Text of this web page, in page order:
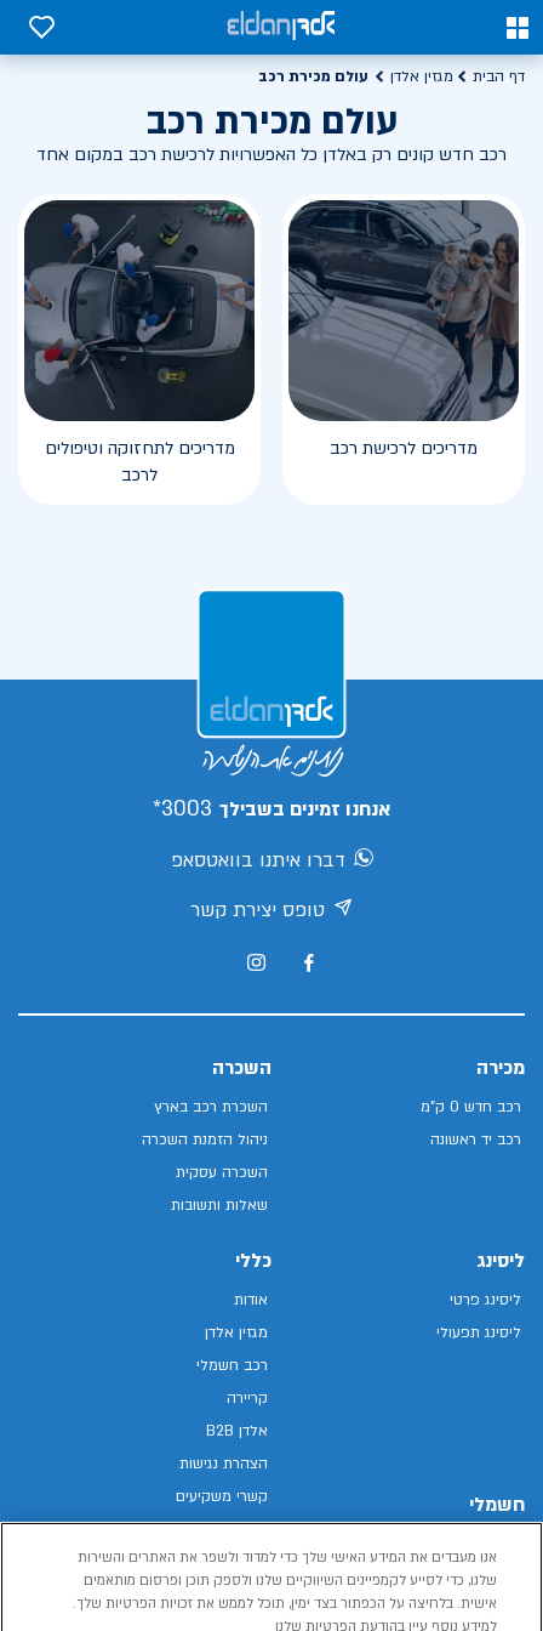
0
0
דף הבית מגזין אלדן עולם מכירת רכב
עולם מכירת רכב
רכב חדש קונים רק באלדן כל האפשרויות לרכישת רכב במקום אחד
מדריכים לרכישת רכב
מדריכים לתחזוקה וטיפולים
לרכב
אנחנו זמינים בשבילך 3003*
דברו איתנו בוואטסאפ
טופס יצירת קשר
מכירה
רכב חדש 0 ק"מ
רכב יד ראשונה
השכרה
השכרת רכב בארץ
ניהול הזמנת השכרה
השכרה עסקית
שאלות ותשובות
ליסינג
ליסינג פרטי
ליסינג תפעולי
חשמלי
רכב חשמלי
הכל על רכב חשמלי
כללי
אודות
מגזין אלדן
רכב חשמלי
קריירה
אלדן B2B
הצהרת נגישות
קשרי משקיעים
מפת האתר
מדיניות פרטיות
תנאי שימוש
אנו מעבדים את המידע האישי שלך כדי למדוד ולשפר את האתרים והשירות
שלנו, כדי לסייע לקמפיינים השיווקיים שלנו ולספק תוכן ופרסום מותאמים
אישית. בלחיצה על הכפתור בצד ימין, תוכל לממש את זכויות הפרטיות שלך.
למידע נוסף עיין בהודעת הפרטיות שלנו